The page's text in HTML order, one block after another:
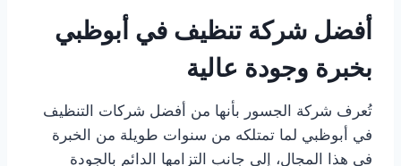
أفضل شركة تنظيف في أبوظبي
بخبرة وجودة عالية
تُعرف شركة الجسور بأنها من أفضل شركات التنظيف
في أبوظبي لما تمتلكه من سنوات طويلة من الخبرة
في هذا المجال، إلى جانب التزامها الدائم بالجودة